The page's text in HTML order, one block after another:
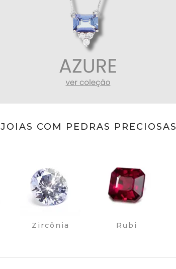
JOIAS COM PEDRAS PRECIOSAS
Zircônia Rubi